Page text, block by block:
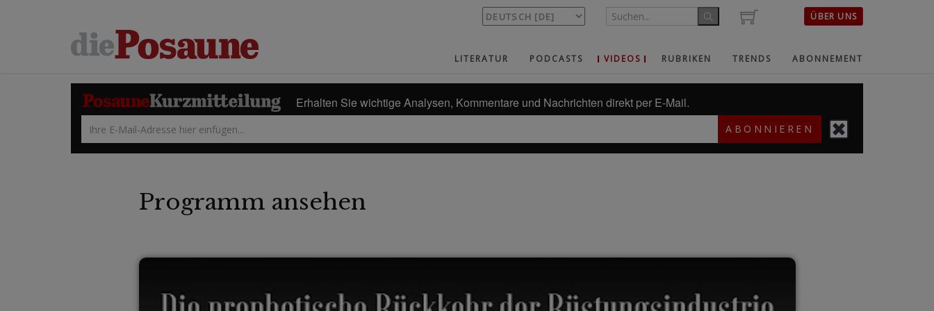
ÜBER UNS
LITERATUR PODCASTS VIDEOS RUBRIKEN TRENDS ABONNEMENT
Erhalten Sie wichtige Analysen, Kommentare und Nachrichten direkt per E-Mail.
ABONNIEREN
Programm ansehen